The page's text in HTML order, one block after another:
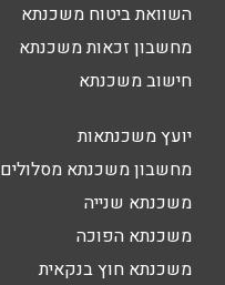
השוואת ביטוח משכנתא
מחשבון זכאות משכנתא
חישוב משכנתא
יועץ משכנתאות
מחשבון משכנתא מסלולים
משכנתא שנייה
משכנתא הפוכה
משכנתא חוץ בנקאית